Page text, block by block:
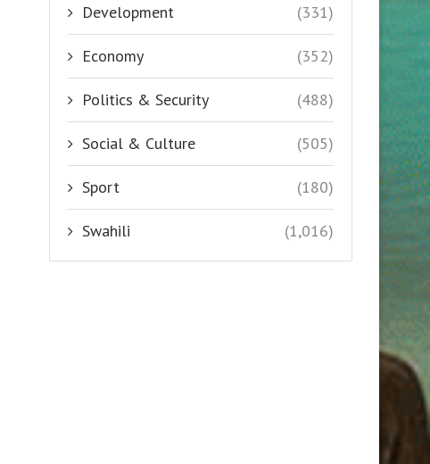
Development (331)
Economy (352)
Politics & Security (488)
Social & Culture (505)
Sport (180)
Swahili (1,016)